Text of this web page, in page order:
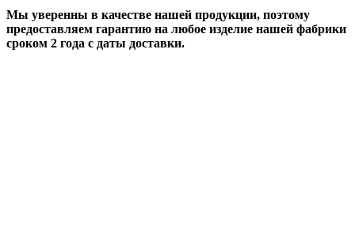
Мы уверенны в качестве нашей продукции, поэтому
предоставляем гарантию на любое изделие нашей фабрики
сроком 2 года с даты доставки.